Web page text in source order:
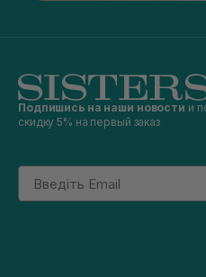
Подпишись на наши новости и
скидку 5% на первый заказ
Email